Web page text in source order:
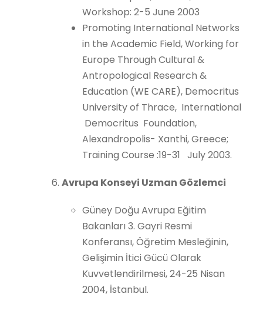
Workshop: 2-5 June 2003
Promoting International Networks
in the Academic Field, Working for
Europe Through Cultural &
Antropological Research &
Education (WE CARE), Democritus
University of Thrace, International
Democritus Foundation,
Alexandropolis- Xanthi, Greece;
Training Course :19-31 July 2003.
Avrupa Konseyi Uzman Gözlemci
Güney Doğu Avrupa Eğitim
Bakanları 3. Gayri Resmi
Konferansı, Öğretim Mesleğinin,
Gelişimin İtici Gücü Olarak
Kuvvetlendirilmesi, 24-25 Nisan
2004, İstanbul.